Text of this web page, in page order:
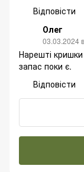
Відповісти
Олег
03.03.2024
Нарешті
запас поки є.
Відповісти